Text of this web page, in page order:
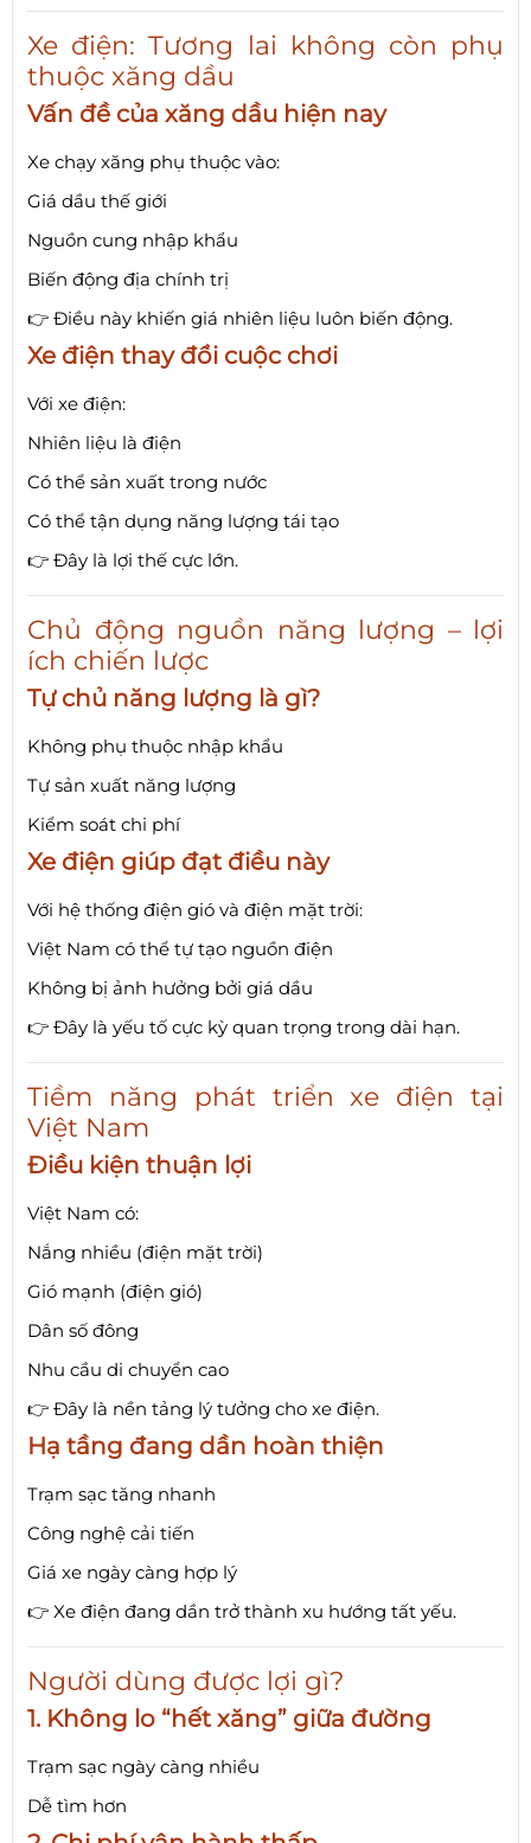
Xe điện: Tương lai không còn phụ
thuộc xăng dầu
Vấn đề của xăng dầu hiện nay
Xe chạy xăng phụ thuộc vào:
Giá dầu thế giới
Nguồn cung nhập khẩu
Biến động địa chính trị
👉 Điều này khiến giá nhiên liệu luôn biến động.
Xe điện thay đổi cuộc chơi
Với xe điện:
Nhiên liệu là điện
Có thể sản xuất trong nước
Có thể tận dụng năng lượng tái tạo
👉 Đây là lợi thế cực lớn.
Chủ động nguồn năng lượng – lợi
ích chiến lược
Tự chủ năng lượng là gì?
Không phụ thuộc nhập khẩu
Tự sản xuất năng lượng
Kiểm soát chi phí
Xe điện giúp đạt điều này
Với hệ thống điện gió và điện mặt trời:
Việt Nam có thể tự tạo nguồn điện
Không bị ảnh hưởng bởi giá dầu
👉 Đây là yếu tố cực kỳ quan trọng trong dài hạn.
Tiềm năng phát triển xe điện tại
Việt Nam
Điều kiện thuận lợi
Việt Nam có:
Nắng nhiều (điện mặt trời)
Gió mạnh (điện gió)
Dân số đông
Nhu cầu di chuyển cao
👉 Đây là nền tảng lý tưởng cho xe điện.
Hạ tầng đang dần hoàn thiện
Trạm sạc tăng nhanh
Công nghệ cải tiến
Giá xe ngày càng hợp lý
👉 Xe điện đang dần trở thành xu hướng tất yếu.
Người dùng được lợi gì?
1. Không lo “hết xăng” giữa đường
Trạm sạc ngày càng nhiều
Dễ tìm hơn